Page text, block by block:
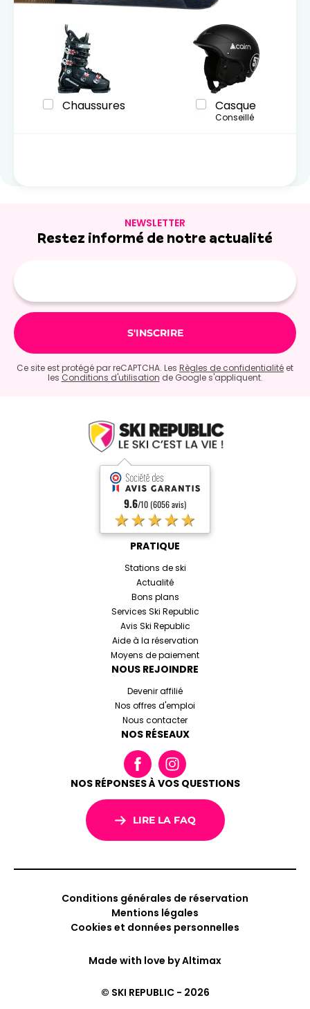
Chaussures Casque
Conseillé
NEWSLETTER
Restez informé de notre actualité
mail
Ce site est protégé par reCAPTCHA. Les Règles de confidentialité et
les Conditions d'utilisation de Google s'appliquent.
9.6/10 (6056 avis)
★★★★★
PRATIQUE
Stations de ski
Actualité
Bons plans
Services Ski Republic
Avis Ski Republic
Aide à la réservation
Moyens de paiement
NOUS REJOINDRE
Devenir affilié
Nos offres d'emploi
Nous contacter
NOS RÉSEAUX
NOS RÉPONSES À VOS QUESTIONS
LIRE LA FAQ
© SKI REPUBLIC - 2026
Conditions générales de réservation
Mentions légales
Cookies et données personnelles
Made with love byAltimax